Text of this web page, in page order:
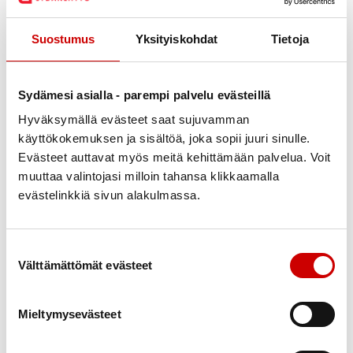
Suostumus Yksityiskohdat Tietoja
Sydämesi asialla - parempi palvelu evästeillä
Hyväksymällä evästeet saat sujuvamman
käyttökokemuksen ja sisältöä, joka sopii juuri sinulle.
Evästeet auttavat myös meitä kehittämään palvelua. Voit
muuttaa valintojasi milloin tahansa klikkaamalla
evästelinkkiä sivun alakulmassa.
Välttämättömät evästeet
Mieltymysevästeet
kehoa neutraalisti tai positiivisesti. Se auttaa myös
oman kehosuhteen kohentumisessa.
Uutisointi lihavuuden kustannuksista ei auta
ratkaisemaan lihavuuteen liittyviä ongelmia.
muistaa, että kun puhutaan lihavuudesta, puhutaan
myös ihmisistä.
– Uutisointi ikään kuin sallii lihaviin ihmisiin
kohdistuvan syrjinnän ja madaltaa ihmisten kynnystä
puhua rumasti ja puuttua toisten painoon. Näin ei